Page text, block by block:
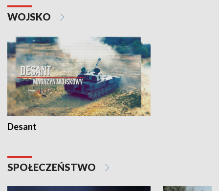
WOJSKO
Desant
SPOŁECZEŃSTWO